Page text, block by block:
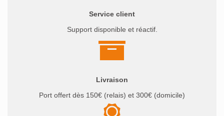
Service client
Support disponible et réactif.
Livraison
Port offert dès 150€ (relais) et 300€ (domicile)